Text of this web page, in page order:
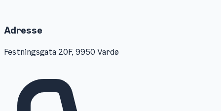
Adresse
Festningsgata 20F, 9950 Vardø